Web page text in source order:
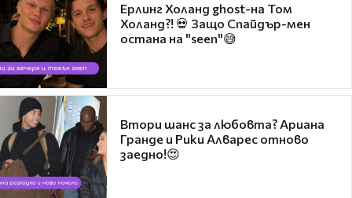
Ерлинг Холанд ghost-на Том
Холанд?! 💀 Защо Спайдър-мен
остана на "seen"😅
Втори шанс за любовта? Ариана
Гранде и Рики Алварес отново
заедно!😍